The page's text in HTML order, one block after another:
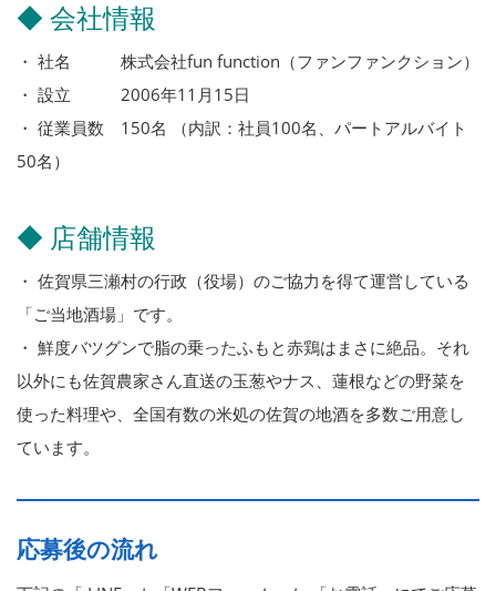
◆ 会社情報
・ 社名 株式会社fun function（ファンファンクション）
・ 設立 2006年11月15日
・ 従業員数 150名 （内訳：社員100名、パートアルバイト
50名）
◆ 店舗情報
・ 佐賀県三瀬村の行政（役場）のご協力を得て運営している
「ご当地酒場」です。
・ 鮮度バツグンで脂の乗ったふもと赤鶏はまさに絶品。それ
以外にも佐賀農家さん直送の玉葱やナス、蓮根などの野菜を
使った料理や、全国有数の米処の佐賀の地酒を多数ご用意し
ています。
応募後の流れ